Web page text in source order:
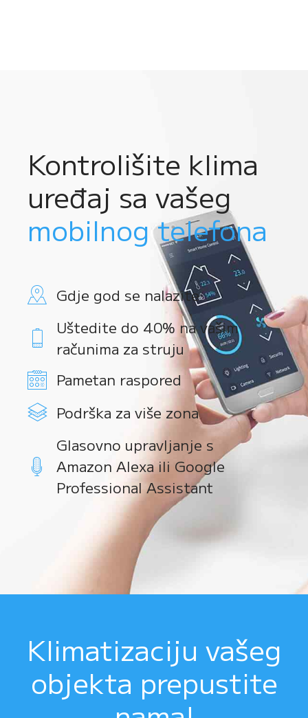
Kontrolišite klima
uređaj sa vašeg
mobilnog telefona
Gdje god se nalazite
Uštedite do 40% na vašim
računima za struju
Pametan raspored
Podrška za više zona
Glasovno upravljanje s
Amazon Alexa ili Google
Professional Assistant
Klimatizaciju vašeg
objekta prepustite